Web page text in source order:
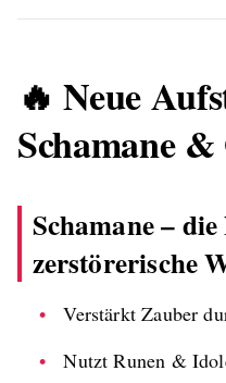
🔥 Neue
Schamane
Schamane–
zerstörerische
Verstärkt Zauber
Nutzt Runen &